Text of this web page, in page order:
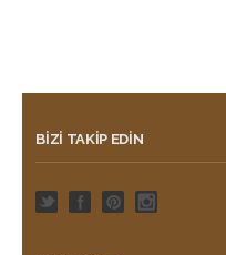
BIZI TAKIP EDIN